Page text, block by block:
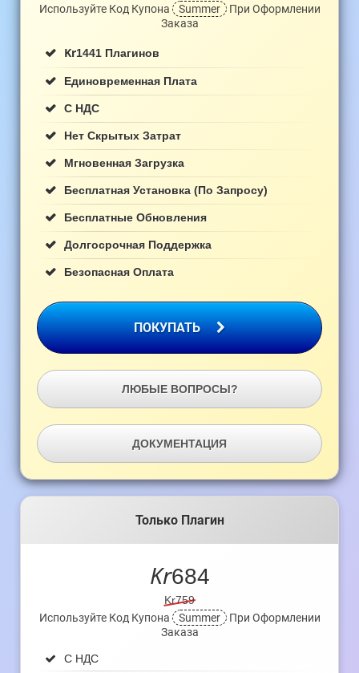
Используйте Код Купона
Summer При Оформлении
Заказа
Kr1441 Плагинов
Единовременная Плата
С НДС
Нет Скрытых Затрат
Мгновенная Загрузка
Бесплатная Установка (по Запросу)
Бесплатные Обновления
Долгосрочная Поддержка
Безопасная Оплата
ПОКУПАТЬ
ЛЮБЫЕ ВОПРОСЫ?
ДОКУМЕНТАЦИЯ
Только Плагин
Kr684
Kr759
Используйте Код Купона
Summer При Оформлении
Заказа
С НДС